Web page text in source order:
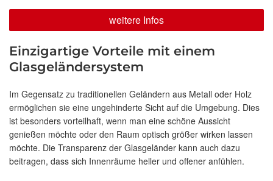
weitere Infos
Einzigartige Vorteile mit einem
Glasgeländersystem
Im Gegensatz zu traditionellen Geländern aus Metall oder Holz
ermöglichen sie eine ungehinderte Sicht auf die Umgebung. Dies
ist besonders vorteilhaft, wenn man eine schöne Aussicht
genießen möchte oder den Raum optisch größer wirken lassen
möchte. Die Transparenz der Glasgeländer kann auch dazu
beitragen, dass sich Innenräume heller und offener anfühlen.